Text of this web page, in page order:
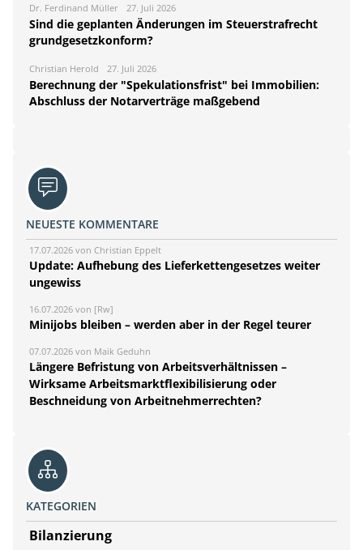
Dr. Ferdinand Müller 27. Juli 2026
Sind die geplanten Änderungen im Steuerstrafrecht
grundgesetzkonform?
Christian Herold 27. Juli 2026
Berechnung der "Spekulationsfrist" bei Immobilien:
Abschluss der Notarverträge maßgebend
NEUESTE KOMMENTARE
17.07.2026 von Christian Eppelt
Update: Aufhebung des Lieferkettengesetzes weiter
ungewiss
16.07.2026 von [Rw]
Minijobs bleiben – werden aber in der Regel teurer
07.07.2026 von Maik Geduhn
Längere Befristung von Arbeitsverhältnissen –
Wirksame Arbeitsmarktflexibilisierung oder
Beschneidung von Arbeitnehmerrechten?
KATEGORIEN
Bilanzierung